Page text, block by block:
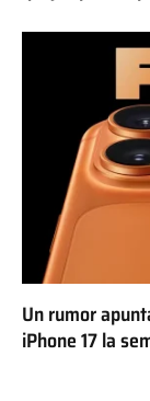
Un rumor
iPhone 17 la